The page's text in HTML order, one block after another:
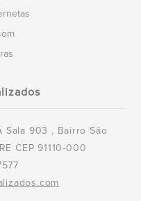
Sala 903 , Bairro São
CEP 91110-000